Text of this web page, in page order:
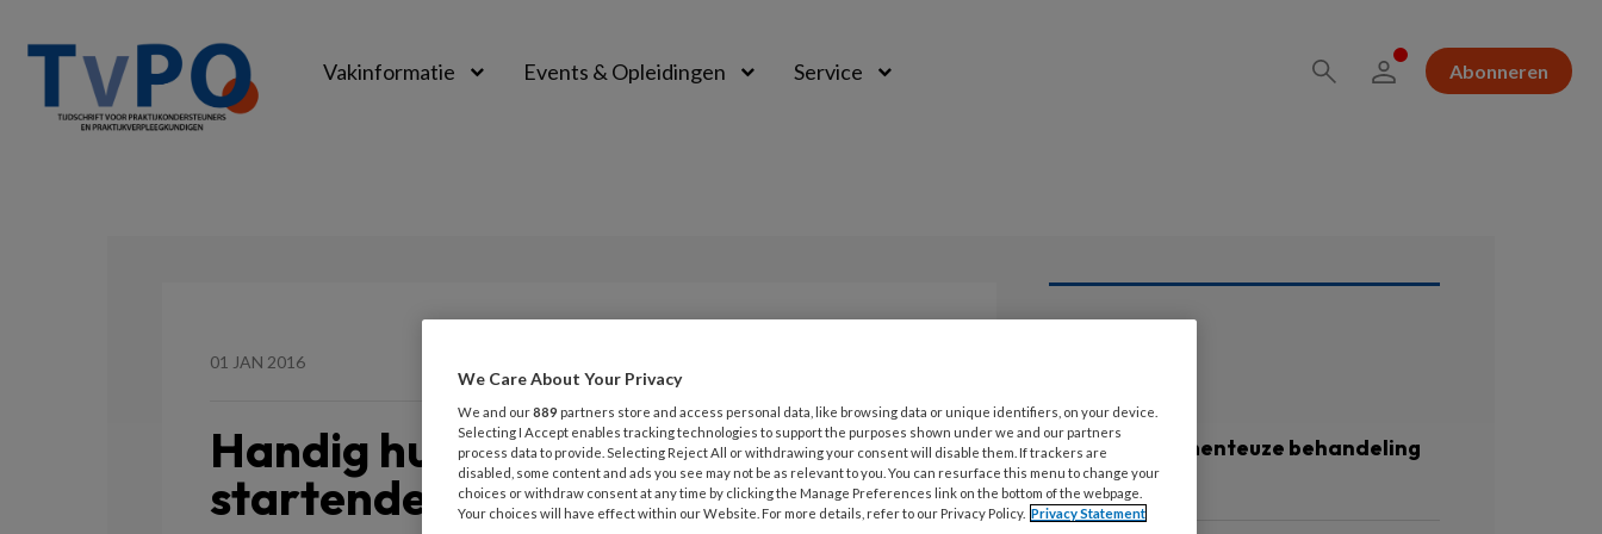
Vakinformatie Events & Opleidingen Service Abonneren
01 JAN 2016
Handig hulpmiddel voor
startende praktijkondersteuner
1 JANUARI 2016
Niet-medicamenteuze behandeling
van COPD
We Care About Your Privacy
We and our889 partners store and access personal data, like browsing data or unique identifiers, on your device.
Selecting I Accept enables tracking technologies to support the purposes shown under we and our partners
process data to provide. Selecting Reject All or withdrawing your consent will disable them. If trackers are
disabled, some content and ads you see may not be as relevant to you. You can resurface this menu to change your
choices or withdraw consent at any time by clicking the Manage Preferences link on the bottom of the webpage.
Your choices will have effect within our Website. For more details, refer to our Privacy Policy. Privacy Statement